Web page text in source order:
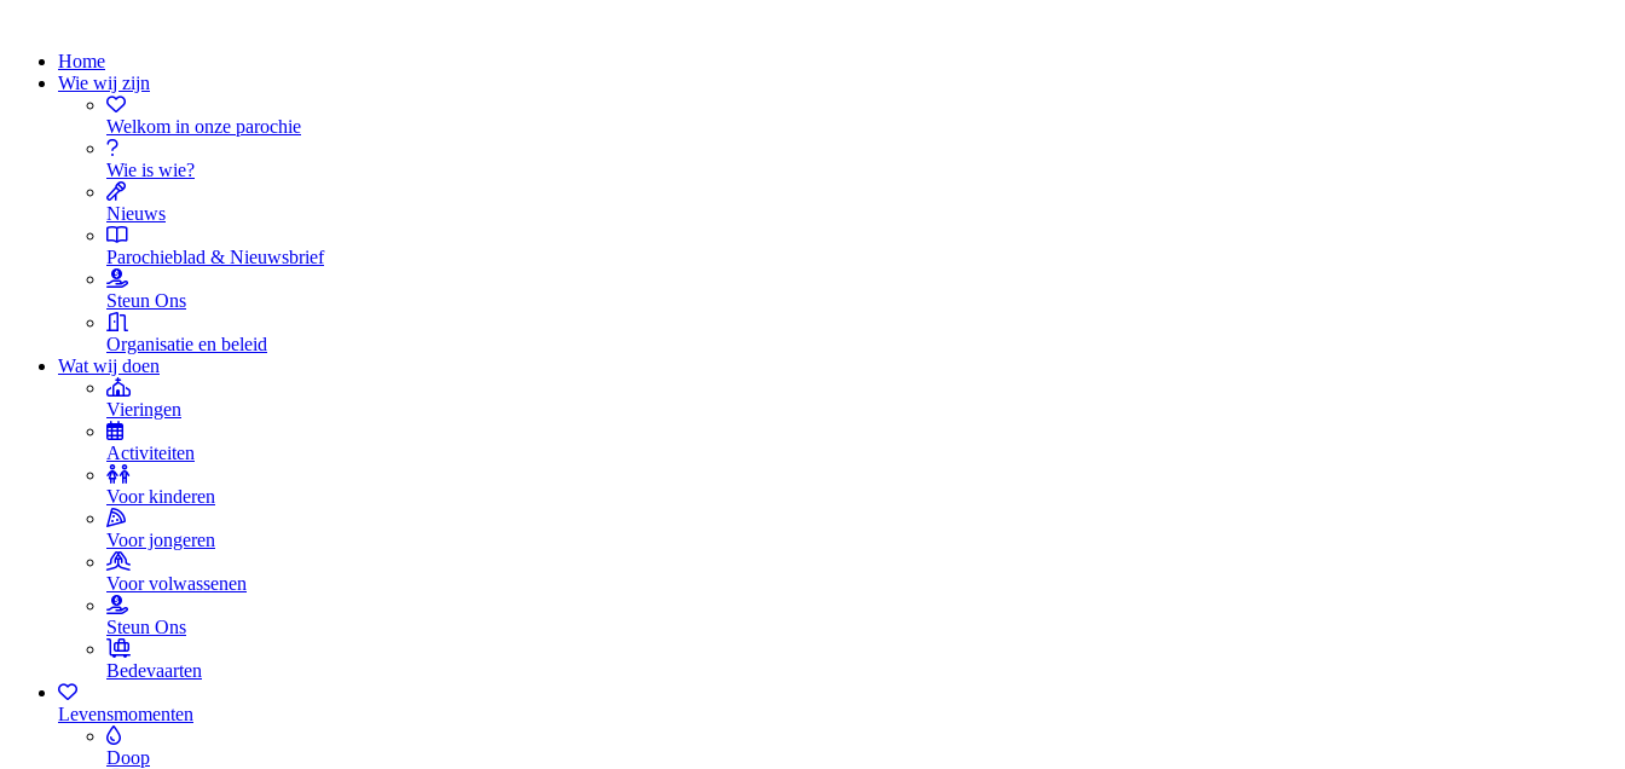
Home
Wie wij zijn
Welkom in onze parochie
Wie is wie?
Nieuws
Parochieblad & Nieuwsbrief
Steun Ons
Organisatie en beleid
Wat wij doen
Vieringen
Activiteiten
Voor kinderen
Voor jongeren
Voor volwassenen
Steun Ons
Bedevaarten
Levensmomenten
Doop